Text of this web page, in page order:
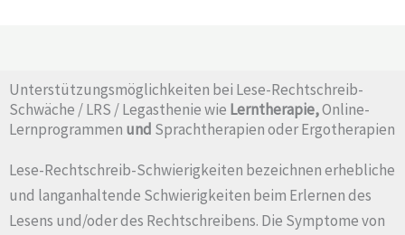
Unterstützungsmöglichkeiten bei Lese-Rechtschreib-
Schwäche / LRS / Legasthenie wie Lerntherapie,Online-
Lernprogrammen und Sprachtherapien oder Ergotherapien
Lese-Rechtschreib-Schwierigkeiten bezeichnen erhebliche
und langanhaltende Schwierigkeiten beim Erlernen des
Lesens und/oder des Rechtschreibens. Die Symptome von